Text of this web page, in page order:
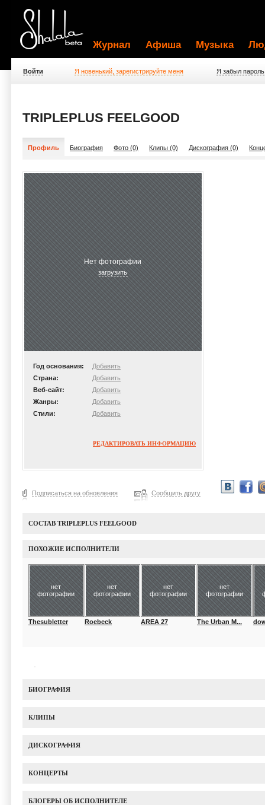
Журнал Афиша Музыка
Войти Я новенький, зарегистрируйте меня Я забыл пароль
TRIPLEPLUS FEELGOOD
Профиль Биография Фото (0) Клипы (0) Дискография (0)
Нет фотографии
загрузить
Год основания:
Добавить
Страна:
Добавить
Веб-сайт:
Добавить
Жанры:
Добавить
Стили:
Добавить
РЕДАКТИРОВАТЬ ИНФОРМАЦИЮ
Подписаться на обновления Сообщить другу
СОСТАВ TRIPLEPLUS FEELGOOD
ПОХОЖИЕ ИСПОЛНИТЕЛИ
нет
фотографии
Thesubletter
нет
фотографии
Roebeck
нет
фотографии
AREA 27
нет
фотографии
The Urban M...
БИОГРАФИЯ
КЛИПЫ
ДИСКОГРАФИЯ
КОНЦЕРТЫ
БЛОГЕРЫ ОБ ИСПОЛНИТЕЛЕ